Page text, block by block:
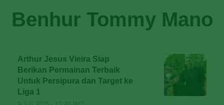
Benhur Tommy Mano
Arthur Jesus Vieira Siap
Berikan Permainan Terbaik
Untuk Persipura dan Target ke
Liga 1